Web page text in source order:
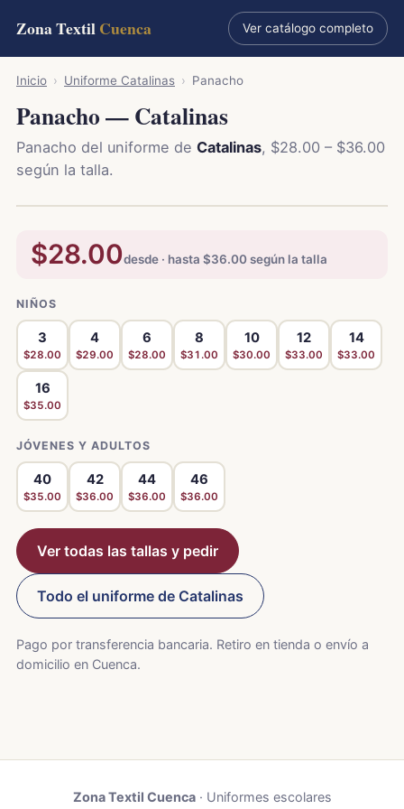
Zona TextilCuenca Ver catálogo completo
Inicio › Uniforme Catalinas › Panacho
Panacho — Catalinas
Panacho del uniforme de Catalinas, $28.00 – $36.00
según la talla.
$28.00desde · hasta $36.00 según la talla
NIÑOS
3
$28.00
4
$29.00
6
$28.00
8
$31.00
10
$30.00
12
$33.00
14
$33.00
16
$35.00
JÓVENES Y ADULTOS
40
$35.00
42
$36.00
44
$36.00
46
$36.00
Ver todas las tallas y pedir
Todo el uniforme de Catalinas
Pago por transferencia bancaria. Retiro en tienda o envío a
domicilio en Cuenca.
Zona Textil Cuenca· Uniformes escolares